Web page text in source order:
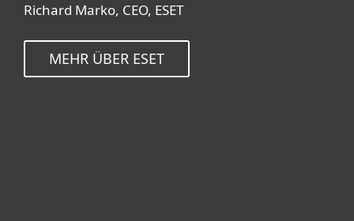
Richard Marko, CEO, ESET
MEHR ÜBER ESET